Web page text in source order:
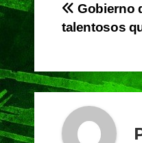
b
o
k
Gobierno
talentosos